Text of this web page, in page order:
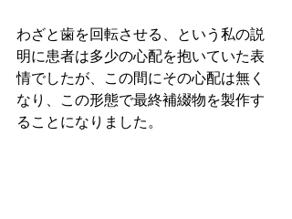
わざと歯を回転させる、という私の説
明に患者は多少の心配を抱いていた表
情でしたが、この間にその心配は無く
なり、この形態で最終補綴物を製作す
ることになりました。